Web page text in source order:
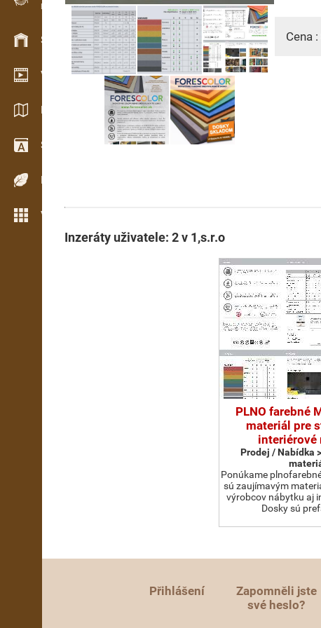
Evidence dřeva v terénu
Skladové hospodářství
Video showroom
Katalogy / Brožury
Slovník
Dřeviny
Více možností
Cena :
Inzeráty uživatele: 2 v 1,s.r.o
PLNO farebné
materiál pre
interiérové
Prodej / Nabídka
Ponúkame
sú zaujímavým
výrobcov nábytku aj
Dosky sú
Přihlášení
Zapomněli jste
své heslo?